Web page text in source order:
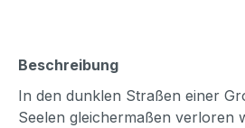
Beschreibung
In den dunklen Straßen einer
Seelen gleichermaßen verloren